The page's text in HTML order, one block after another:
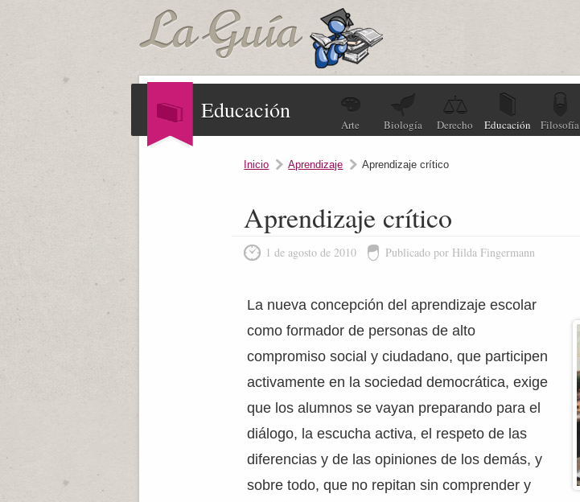
Educación
Arte Biología Derecho Educación Filosofía
Inicio Aprendizaje Aprendizaje crítico
Aprendizaje crítico
1 de agosto de 2010 Publicado por Hilda Fingermann
La nueva concepción del aprendizaje escolar
como formador de personas de alto
compromiso social y ciudadano, que participen
activamente en la sociedad democrática, exige
que los alumnos se vayan preparando para el
diálogo, la escucha activa, el respeto de las
diferencias y de las opiniones de los demás, y
sobre todo, que no repitan sin comprender y